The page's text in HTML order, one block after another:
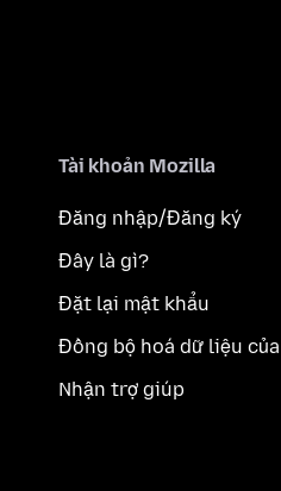
Tài khoản Mozilla
Đăng nhập/Đăng ký
Đây là gì?
Đặt lại mật khẩu
Đồng bộ hoá dữ liệu
Nhận trợ giúp